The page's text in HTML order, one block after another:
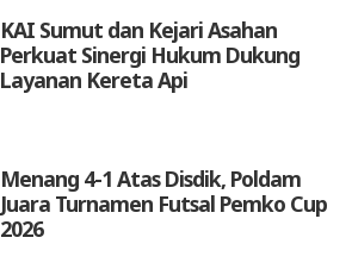
KAI Sumut dan Kejari Asahan
Perkuat Sinergi Hukum Dukung
Layanan Kereta Api
Menang 4-1 Atas Disdik, Poldam
Juara Turnamen Futsal Pemko Cup
2026